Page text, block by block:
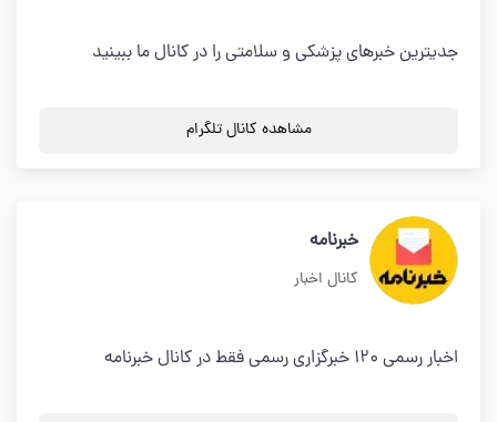
جدیترین خبرهای پزشکی و سلامتی را در کانال ما ببینید
مشاهده کانال تلگرام
خبرنامه
کانال اخبار
اخبار رسمی 120 خبرگزاری رسمی فقط در کانال خبرنامه